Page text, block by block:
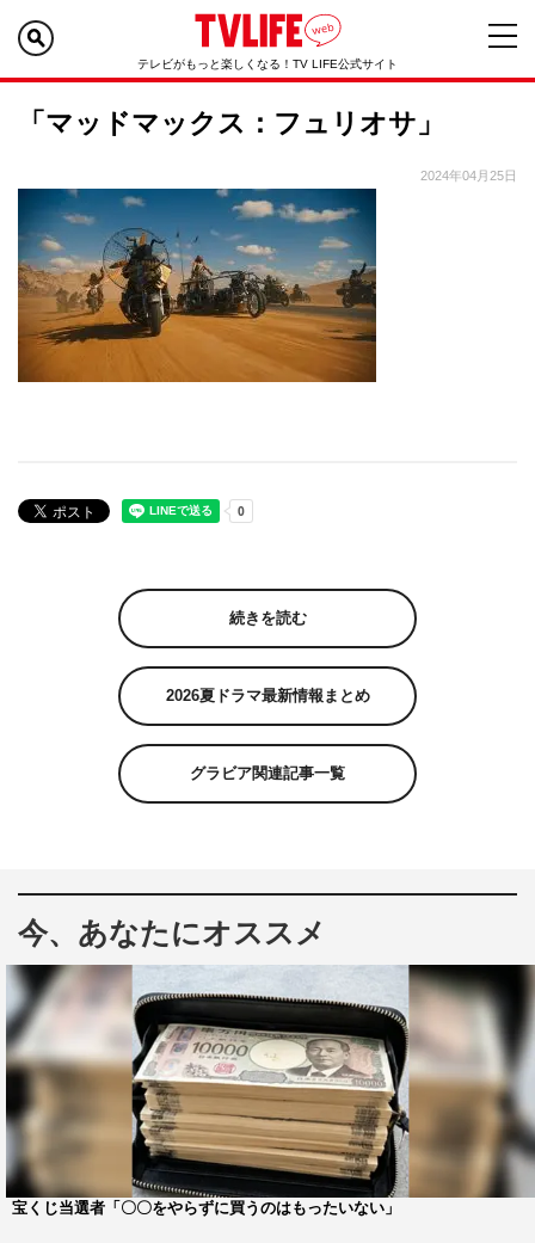
テレビがもっと楽しくなる！TV LIFE公式サイト
「マッドマックス：フュリオサ」
2024年04月25日
続きを読む
2026夏ドラマ最新情報まとめ
グラビア関連記事一覧
今、あなたにオススメ
宝くじ当選者「〇〇をやらずに買うのはもったいない」